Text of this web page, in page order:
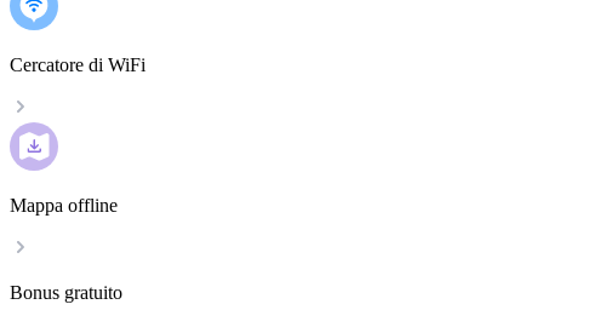
Cercatore di WiFi
Mappa offline
Bonus gratuito